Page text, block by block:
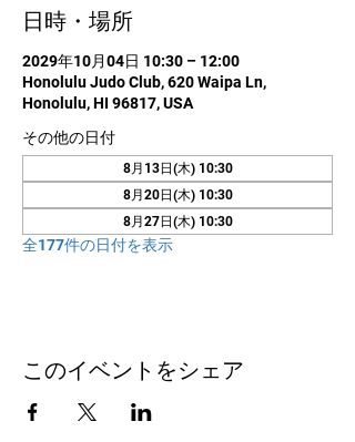
日時・場所
2029年10月04日 10:30 – 12:00
Honolulu Judo Club, 620 Waipa Ln,
Honolulu, HI 96817, USA
その他の日付
8月13日(木) 10:30
8月20日(木) 10:30
8月27日(木) 10:30
全177件の日付を表示
このイベントをシェア